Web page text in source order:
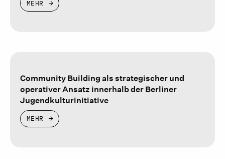
MEHR
Community Building als strategischer und
operativer Ansatz innerhalb der Berliner
Jugendkulturinitiative
MEHR